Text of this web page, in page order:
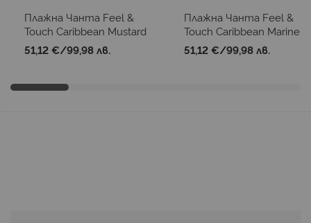
Плажна Чанта Feel &
Touch Caribbean Mustard
51,12 €/99,98 лв.
Плажна Чанта Feel &
Touch Caribbean Marine
51,12 €/99,98 лв.